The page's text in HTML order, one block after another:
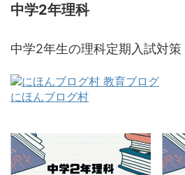
中学2年理科
中学2年生の理科定期入試対策
にほんブログ村